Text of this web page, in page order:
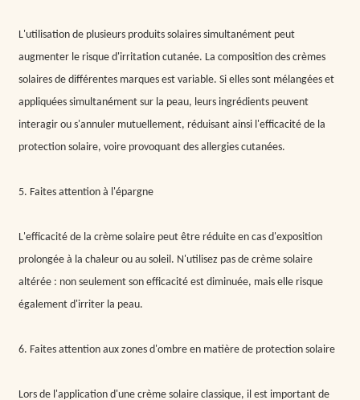
L'utilisation de plusieurs produits solaires simultanément peut
augmenter le risque d'irritation cutanée. La composition des crèmes
solaires de différentes marques est variable. Si elles sont mélangées et
appliquées simultanément sur la peau, leurs ingrédients peuvent
interagir ou s'annuler mutuellement, réduisant ainsi l'efficacité de la
protection solaire, voire provoquant des allergies cutanées.
5. Faites attention à l'épargne
L'efficacité de la crème solaire peut être réduite en cas d'exposition
prolongée à la chaleur ou au soleil. N'utilisez pas de crème solaire
altérée : non seulement son efficacité est diminuée, mais elle risque
également d'irriter la peau.
6. Faites attention aux zones d'ombre en matière de protection solaire
Lors de l'application d'une crème solaire classique, il est important de